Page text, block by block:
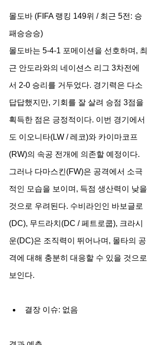
몰도바 (FIFA 랭킹 149위 / 최근 5전: 승
패승승승)
몰도바는 5-4-1 포메이션을 선호하며, 최
근 안도라와의 네이션스 리그 3차전에
서 2-0 승리를 거두었다. 경기력은 다소
답답했지만, 기회를 잘 살려 승점 3점을
획득한 점은 긍정적이다. 이번 경기에서
도 이오니타(LW / 레코)와 카이마코프
(RW)의 속공 전개에 의존할 예정이다.
그러나 다마스킨(FW)은 공격에서 소극
적인 모습을 보이며, 득점 생산력이 낮을
것으로 우려된다. 수비라인인 바보글로
(DC), 무드라치(DC / 페트로쿱), 크라시
운(DC)은 조직력이 뛰어나며, 몰타의 공
격에 대해 충분히 대응할 수 있을 것으로
보인다.
결장 이슈: 없음